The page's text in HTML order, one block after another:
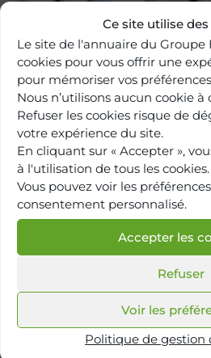
Ce site utilise
Le site de l'annuaire du Groupe
cookies pour vous offrir une
pour mémoriser vos
Nous n’utilisons aucun cookie
Refuser les cookies risque de
votre expérience du site.
En cliquant sur « Accepter »,
à l'utilisation de tous les cookies.
Vous pouvez voir les
consentement personnalisé.
Accepter les
Refuser
Voir les
Politique de gestion
Retour à
l'annuaire